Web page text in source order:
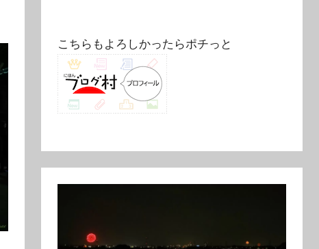
こちらもよろしかったらポチっと